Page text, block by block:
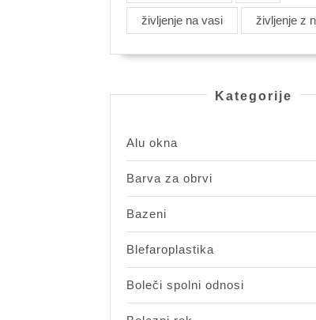
življenje na vasi življenje z
Kategorije
Alu okna
Barva za obrvi
Bazeni
Blefaroplastika
Boleči spolni odnosi